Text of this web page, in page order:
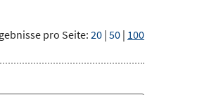
pro Seite:20 | 50 | 100